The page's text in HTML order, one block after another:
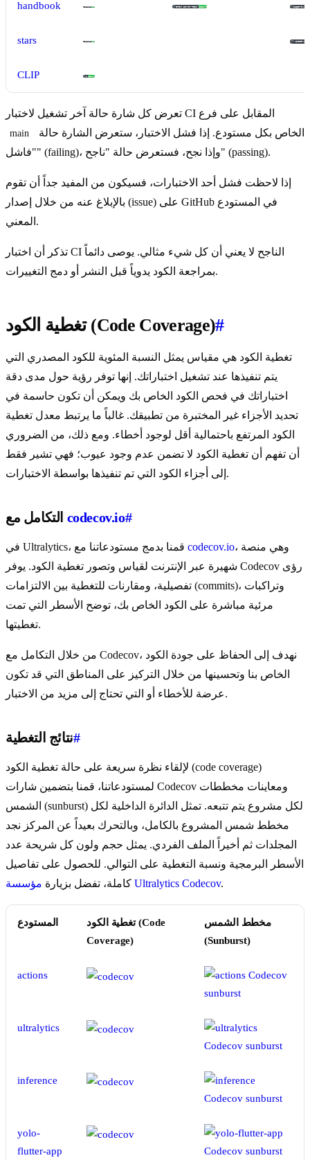
handbook
stars
CLIP
تعرض كل شارة حالة آخر تشغيل لاختبار CI المقابل على فرع
main
"فاشل" (failing)، وإذا نجح، فستعرض حالة "ناجح" (passing).
إذا لاحظت فشل أحد الاختبارات، فسيكون من المفيد جداً أن تقوم
بالإبلاغ عنه من خلال إصدار (issue) على GitHub في المستودع
المعني.
تذكر أن اختبار CI الناجح لا يعني أن كل شيء مثالي. يوصى دائماً
بمراجعة الكود يدوياً قبل النشر أو دمج التغييرات.
تغطية الكود (Code Coverage)#
تغطية الكود هي مقياس يمثل النسبة المئوية للكود المصدري التي
يتم تنفيذها عند تشغيل اختباراتك. إنها توفر رؤية حول مدى دقة
اختباراتك في فحص الكود الخاص بك ويمكن أن تكون حاسمة في
تحديد الأجزاء غير المختبرة من تطبيقك. غالباً ما يرتبط معدل تغطية
الكود المرتفع باحتمالية أقل لوجود أخطاء. ومع ذلك، من الضروري
أن تفهم أن تغطية الكود لا تضمن عدم وجود عيوب؛ فهي تشير فقط
إلى أجزاء الكود التي تم تنفيذها بواسطة الاختبارات.
codecov.io#
codecov.io، وهي منصة
شهيرة عبر الإنترنت لقياس وتصور تغطية الكود. يوفر Codecov رؤى
تفصيلية، ومقارنات للتغطية بين الالتزامات (commits)، وتراكبات
مرئية مباشرة على الكود الخاص بك، توضح الأسطر التي تمت
تغطيتها.
من خلال التكامل مع Codecov، نهدف إلى الحفاظ على جودة الكود
الخاص بنا وتحسينها من خلال التركيز على المناطق التي قد تكون
عرضة للأخطاء أو التي تحتاج إلى مزيد من الاختبار.
نتائج التغطية#
لإلقاء نظرة سريعة على حالة تغطية الكود (code coverage)
لمستودعاتنا، قمنا بتضمين شارات Codecov ومعاينات مخططات
الشمس (sunburst) لكل مشروع يتم تتبعه. تمثل الدائرة الداخلية لكل
مخطط شمس المشروع بالكامل، وبالتحرك بعيداً عن المركز نجد
المجلدات ثم أخيراً الملف الفردي. يمثل حجم ولون كل شريحة عدد
الأسطر البرمجية ونسبة التغطية على التوالي. للحصول على تفاصيل
كاملة، تفضل بزيارة مؤسسة Ultralytics Codecov.
المستودع
تغطية الكود (Code
Coverage)
مخطط الشمس
(Sunburst)
actions
ultralytics
inference
yolo-
flutter-app